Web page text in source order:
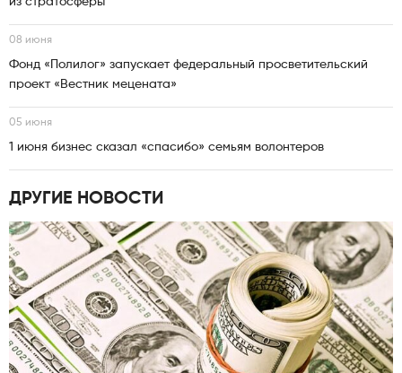
08 июня
Фонд «Полилог» запускает федеральный просветительский
проект «Вестник мецената»
05 июня
1 июня бизнес сказал «спасибо» семьям волонтеров
ДРУГИЕ НОВОСТИ